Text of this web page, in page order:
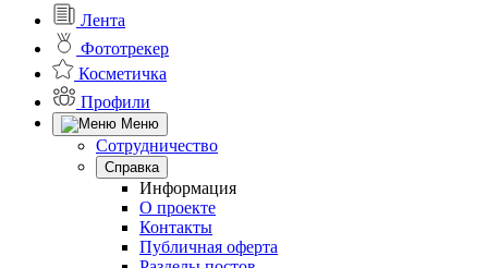
Лента
Фототрекер
Косметичка
Профили
Меню
Сотрудничество
Справка
Информация
О проекте
Контакты
Публичная оферта